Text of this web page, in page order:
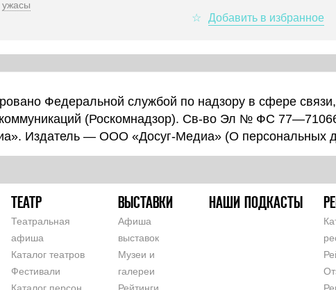
ужасы
Федеральной службой по надзору в сфере связи,
(Роскомнадзор). Св-во Эл № ФС
Издатель — ООО «Досуг-Медиа» (О персональных
ТЕАТР
Театральная
афиша
Каталог театров
Фестивали
ВЫСТАВКИ
Афиша
выставок
Музеи и
галереи
НАШИ ПОДКАСТЫ